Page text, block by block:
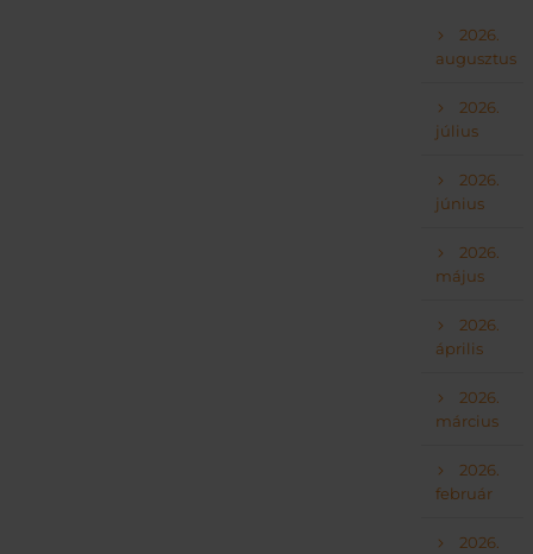
2026.
augusztus
2026.
július
2026.
június
2026.
május
2026.
április
2026.
március
2026.
február
2026.